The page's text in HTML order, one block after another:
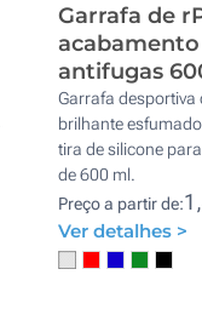
Garrafa de
antifugas
Garrafa desportiva
brilhante
tira de silicone
de 600 ml.
Preço a partir de:
Ver detalhes >